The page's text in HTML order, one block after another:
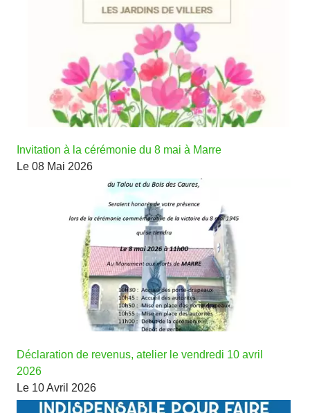
Invitation à la cérémonie du 8 mai à Marre
Le 08 Mai 2026
Déclaration de revenus, atelier le vendredi 10 avril
2026
Le 10 Avril 2026